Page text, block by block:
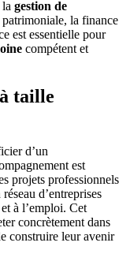
gestion de
la finance
est essentielle pour
compétent et
taille
d’un
est
projets professionnels
d’entreprises
à l’emploi. Cet
concrètement dans
construire leur avenir